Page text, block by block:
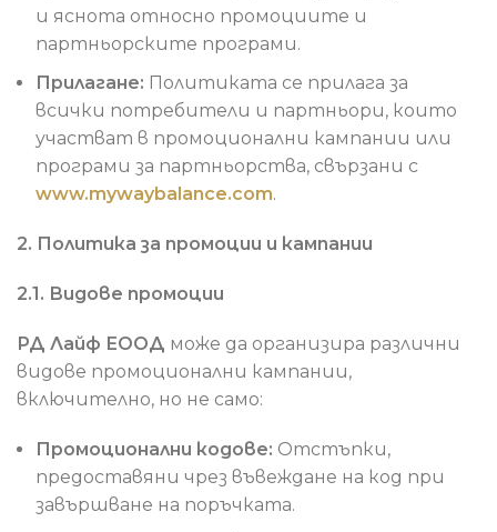
и яснота относно промоциите и
партньорските програми.
Прилагане: Политиката се прилага за
всички потребители и партньори, които
участват в промоционални кампании или
програми за партньорства, свързани с
www.mywaybalance.com.
2. Политика за промоции и кампании
2.1. Видове промоции
РД Лайф ЕООД може да организира различни
видове промоционални кампании,
включително, но не само:
Промоционални кодове: Отстъпки,
предоставяни чрез въвеждане на код при
завършване на поръчката.